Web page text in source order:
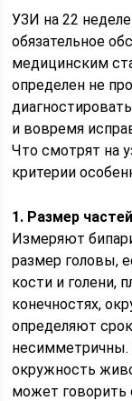
УЗИ на 22
обязательное
медицинским
определен не
и вовремя
Что смотрят на
критерии
1. Размер
Измеряют
размер головы,
кости и голени,
конечностях,
определяют
несимметричны.
окружность
может говорить